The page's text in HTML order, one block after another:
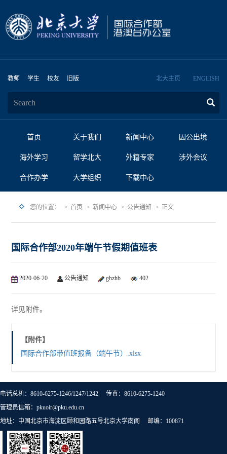
教师 学生 校友 旧版 北大主页 ENGLISH
首页 关于我们 新闻中心 因公出境
海外学习 留学北大 外籍专家 涉外会议
合作办学 大学组织 下载中心
您的位置： 首页 新闻中心 公告通知 正文
国际合作部2020年端午节假期值班表
2020-06-20 公告通知 ghzhb 402
详见附件。
【附件】
国际合作部带值班报备（端午节）.xlsx
电话总机：8610-6275-1246/1247/1242 传真：8610-6275-1240
管理员信箱：pkuoir@pku.edu.cn
地址：中国北京市海淀区颐和园路五号北京大学南阁 邮编：100871